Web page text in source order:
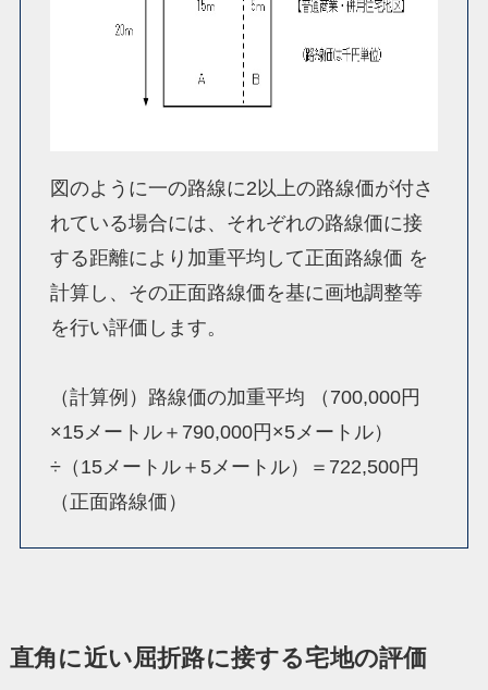
図のように一の路線に2以上の路線価が付さ
れている場合には、それぞれの路線価に接
する距離により加重平均して正面路線価 を
計算し、その正面路線価を基に画地調整等
を行い評価します。
（計算例）路線価の加重平均 （700,000円
×15メートル＋790,000円×5メートル）
÷（15メートル＋5メートル）＝722,500円
（正面路線価）
直角に近い屈折路に接する宅地の評価